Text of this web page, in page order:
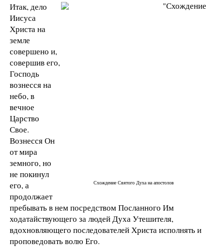
Схождение Святого Духа на апостолов
Итак, дело
Иисуса
Христа на
земле
совершено и,
совершив его,
Господь
вознесся на
небо, в
вечное
Царство
Свое.
Вознесся Он
от мира
земного, но
не покинул
его, а
продолжает
пребывать в нем посредством Посланного Им
ходатайствующего за людей Духа Утешителя,
вдохновляющего последователей Христа исполнять и
проповедовать волю Его.